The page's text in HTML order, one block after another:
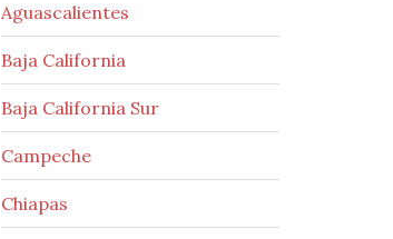
Aguascalientes
Baja California
Baja California Sur
Campeche
Chiapas